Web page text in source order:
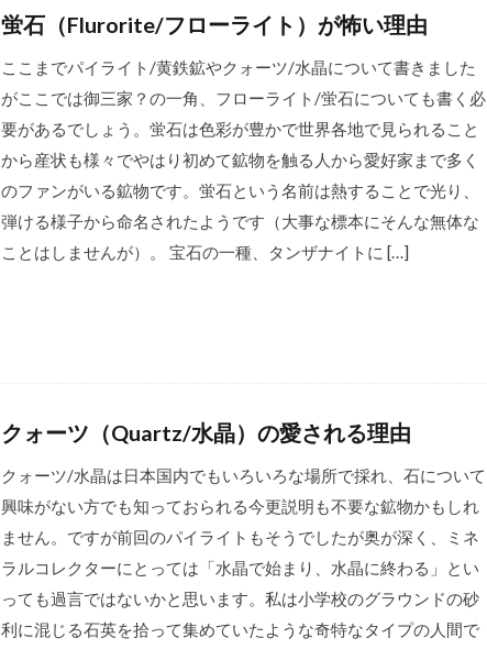
蛍石（Flurorite/フローライト）が怖い理由
ここまでパイライト/黄鉄鉱やクォーツ/水晶について書きました
がここでは御三家？の一角、フローライト/蛍石についても書く必
要があるでしょう。蛍石は色彩が豊かで世界各地で見られること
から産状も様々でやはり初めて鉱物を触る人から愛好家まで多く
のファンがいる鉱物です。蛍石という名前は熱することで光り、
弾ける様子から命名されたようです（大事な標本にそんな無体な
ことはしませんが）。 宝石の一種、タンザナイトに […]
クォーツ（Quartz/水晶）の愛される理由
クォーツ/水晶は日本国内でもいろいろな場所で採れ、石について
興味がない方でも知っておられる今更説明も不要な鉱物かもしれ
ません。ですが前回のパイライトもそうでしたが奥が深く、ミネ
ラルコレクターにとっては「水晶で始まり、水晶に終わる」とい
っても過言ではないかと思います。私は小学校のグラウンドの砂
利に混じる石英を拾って集めていたような奇特なタイプの人間で